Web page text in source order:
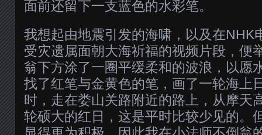
面前还留下一支蓝色的水彩笔。
我想起由地震引发的海啸，以及在NHK
受灾遗属面朝大海祈福的视频片段，便
翁下方涂了一圈平缓柔和的波浪，以愿
找了红笔与金黄色的笔，画了一轮海上
时，走在娄山关路附近的路上，从摩天
轮硕大的红日，这是平时比较少见的。